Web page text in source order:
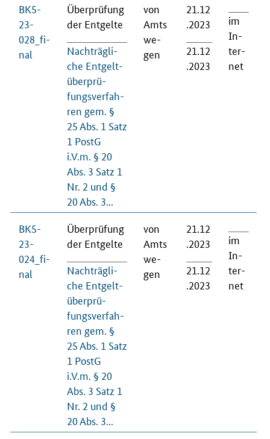
BK5-
23-
028_fi­
nal
Über­prü­fung
der Ent­gel­te
Nach­träg­li­
che Ent­gelt­
über­prü­
fungs­ver­fah­
ren gem. §
25 Abs. 1 Satz
1 PostG
i.V.m. § 20
Abs. 3 Satz 1
Nr. 2 und §
20 Abs. 3...
von
Amts
we­
gen
21.12
.2023
21.12
.2023
im
In­
ter­
net
BK5-
23-
024_fi­
nal
Über­prü­fung
der Ent­gel­te
Nach­träg­li­
che Ent­gelt­
über­prü­
fungs­ver­fah­
ren gem. §
25 Abs. 1 Satz
1 PostG
i.V.m. § 20
Abs. 3 Satz 1
Nr. 2 und §
20 Abs. 3...
von
Amts
we­
gen
21.12
.2023
21.12
.2023
im
In­
ter­
net